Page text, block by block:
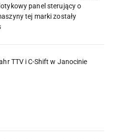
panel sterujący o
tej marki zostały
TTV i C-Shift w Janocinie